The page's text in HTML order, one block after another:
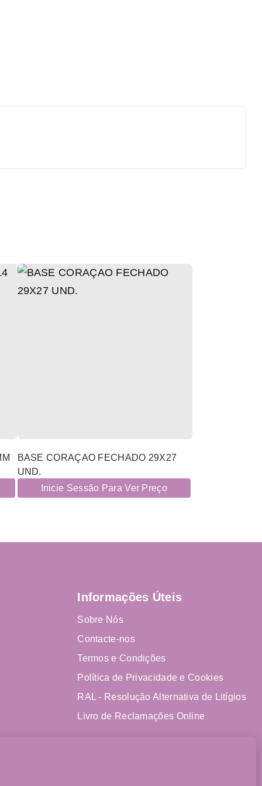
BASE CORAÇAO FECHADO 29X27
UND.
Inicie Sessão Para Ver Preço
Informações Úteis
Sobre Nós
Contacte-nos
Termos e Condições
Política de Privacidade e Cookies
RAL - Resolução Alternativa de Litígios
Livro de Reclamações Online